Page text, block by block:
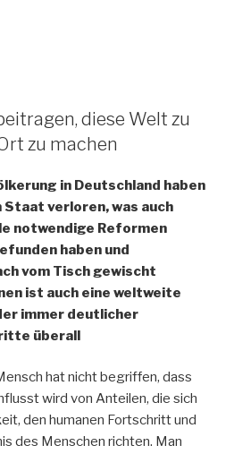
diese Welt zu
zu machen
in Deutschland haben
Staat verloren, was auch
notwendige Reformen
haben und
vom Tisch gewischt
ist auch eine weltweite
immer deutlicher
überall
hat nicht begriffen, dass
wird von Anteilen, die sich
den humanen Fortschritt und
des Menschen richten. Man